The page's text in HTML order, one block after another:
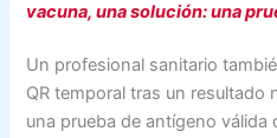
vacuna, una solución: una
Un profesional sanitario
QR temporal tras un resultado
una prueba de antígeno válida